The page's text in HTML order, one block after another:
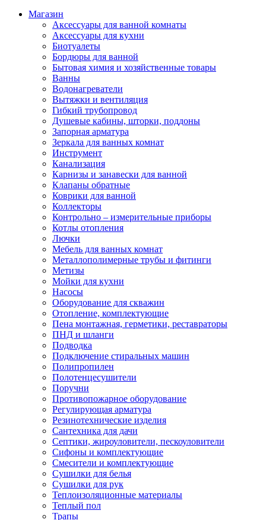
Магазин
Аксессуары для ванной комнаты
Аксессуары для кухни
Биотуалеты
Бордюры для ванной
Бытовая химия и хозяйственные товары
Ванны
Водонагреватели
Вытяжки и вентиляция
Гибкий трубопровод
Душевые кабины, шторки, поддоны
Запорная арматура
Зеркала для ванных комнат
Инструмент
Канализация
Карнизы и занавески для ванной
Клапаны обратные
Коврики для ванной
Коллекторы
Контрольно – измерительные приборы
Котлы отопления
Лючки
Мебель для ванных комнат
Металлополимерные трубы и фитинги
Метизы
Мойки для кухни
Насосы
Оборудование для скважин
Отопление, комплектующие
Пена монтажная, герметики, реставраторы
ПНД и шланги
Подводка
Подключение стиральных машин
Полипропилен
Полотенцесушители
Поручни
Противопожарное оборудование
Регулирующая арматура
Резинотехнические изделия
Сантехника для дачи
Септики, жироуловители, пескоуловители
Сифоны и комплектующие
Смесители и комплектующие
Сушилки для белья
Сушилки для рук
Теплоизоляционные материалы
Теплый пол
Трапы